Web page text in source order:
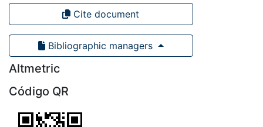
Cite document
Bibliographic managers
Altmetric
Código QR